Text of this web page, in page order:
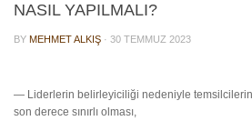
NASIL YAPILMALI?
BY MEHMET ALKIŞ · 30 TEMMUZ 2023
— Liderlerin belirleyiciliği nedeniyle
son derece sınırlı olması,